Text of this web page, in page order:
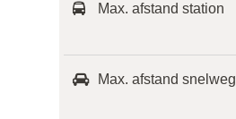
Max. afstand station
Max. afstand snelweg